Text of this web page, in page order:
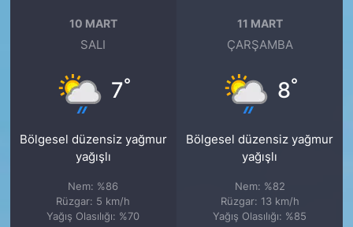
10 MART
SALI
7°
Bölgesel düzensiz yağmur
yağışlı
Nem: %86
Rüzgar: 5 km/h
Yağış Olasılığı: %70
11 MART
ÇARŞAMBA
8°
Bölgesel düzensiz yağmur
yağışlı
Nem: %82
Rüzgar: 13 km/h
Yağış Olasılığı: %85